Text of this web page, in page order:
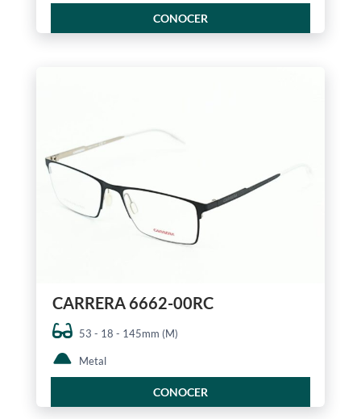
CONOCER
CARRERA 6662-00RC
53 - 18 - 145mm (M)
Metal
CONOCER